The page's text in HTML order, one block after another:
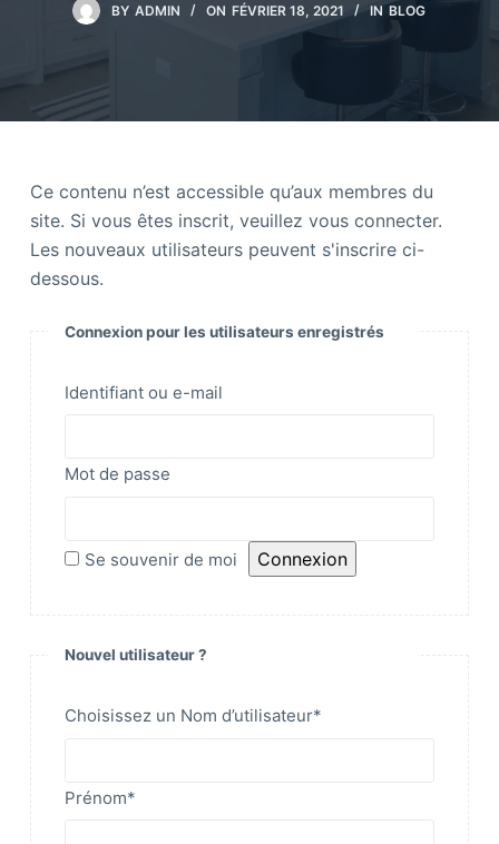
BY ADMIN ON FÉVRIER 18, 2021 IN BLOG
Ce contenu n’est accessible qu’aux membres du
site. Si vous êtes inscrit, veuillez vous connecter.
Les nouveaux utilisateurs peuvent s'inscrire ci-
dessous.
Connexion pour les utilisateurs enregistrés
Identifiant ou e-mail
Mot de passe
Se souvenir de moi
Nouvel utilisateur ?
Choisissez un Nom d’utilisateur*
Prénom*